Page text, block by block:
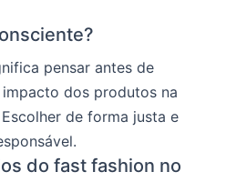
pensar antes de
dos produtos na
de forma justa e
do fast fashion no